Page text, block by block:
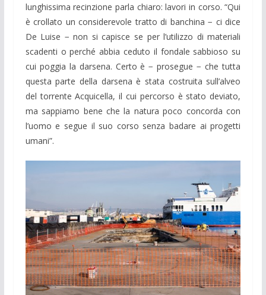
lunghissima recinzione parla chiaro: lavori in corso. “Qui
è crollato un considerevole tratto di banchina − ci dice
De Luise − non si capisce se per l’utilizzo di materiali
scadenti o perché abbia ceduto il fondale sabbioso su
cui poggia la darsena. Certo è − prosegue − che tutta
questa parte della darsena è stata costruita sull’alveo
del torrente Acquicella, il cui percorso è stato deviato,
ma sappiamo bene che la natura poco concorda con
l’uomo e segue il suo corso senza badare ai progetti
umani”.